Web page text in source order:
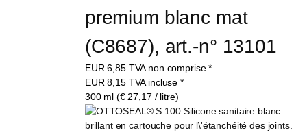
premium blanc mat
(C8687), art.-n° 13101
EUR6,85 TVA non comprise *
EUR8,15 TVA incluse *
300 ml (€ 27,17 / litre)